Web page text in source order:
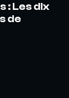
: Les dix
de